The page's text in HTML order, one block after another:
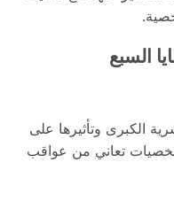
السبع
الكبرى وتأثيرها على
تعاني من عواقب